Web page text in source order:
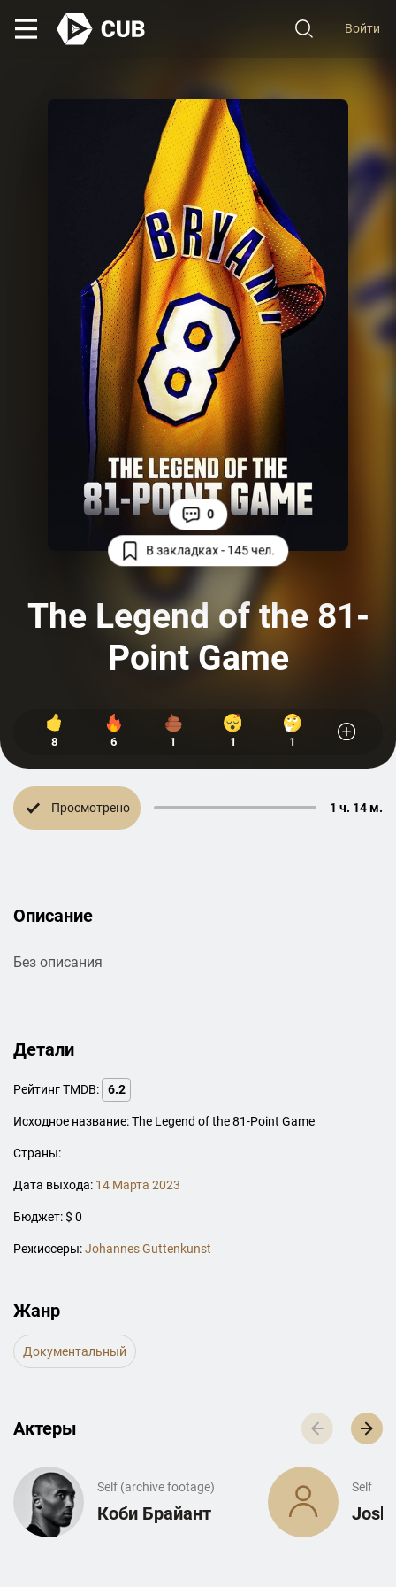
Войти
В закладках - 145 чел.
0
The Legend of the 81-
Point Game
8 6 1 1 1
Просмотрено 1 ч. 14 м.
Описание
Без описания
Детали
Рейтинг TMDB: 6.2
Исходное название: The Legend of the 81-Point Game
Страны:
Дата выхода: 14 Марта 2023
Бюджет: $ 0
Режиссеры:Johannes Guttenkunst
Жанр
Документальный
Актеры
Self (archive footage)
Коби Брайант
Self
Josh